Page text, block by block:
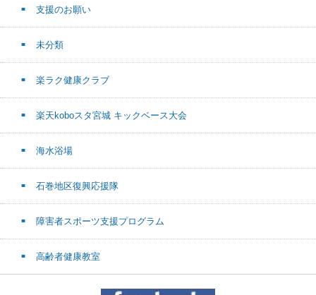
支援のお願い
未分類
楽ラク健康クラブ
楽天koboスタ宮城 キックベース大会
海水浴場
石巻地区復興応援隊
障害者スポーツ支援プログラム
高齢者健康教室